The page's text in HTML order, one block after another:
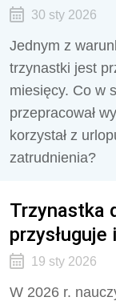
30 sty 2026
Jednym z
trzynastki jest
miesięcy. Co w
przepracował
korzystał z
zatrudnienia?
Trzynastka
przysługuje
19 sty 2026
W 2026 r.